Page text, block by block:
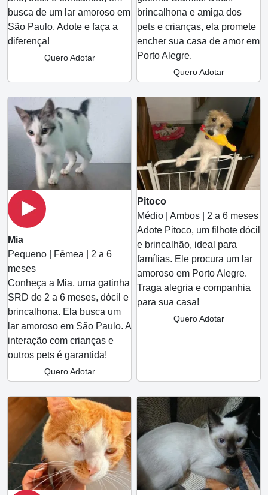
busca de um lar amoroso em
São Paulo. Adote e faça a
diferença!
Quero Adotar
brincalhona e amiga dos
pets e crianças, ela promete
encher sua casa de amor em
Porto Alegre.
Quero Adotar
Mia
Pequeno | Fêmea | 2 a 6
meses
Conheça a Mia, uma gatinha
SRD de 2 a 6 meses, dócil e
brincalhona. Ela busca um
lar amoroso em São Paulo. A
interação com crianças e
outros pets é garantida!
Quero Adotar
Pitoco
Médio | Ambos | 2 a 6 meses
Adote Pitoco, um filhote dócil
e brincalhão, ideal para
famílias. Ele procura um lar
amoroso em Porto Alegre.
Traga alegria e companhia
para sua casa!
Quero Adotar